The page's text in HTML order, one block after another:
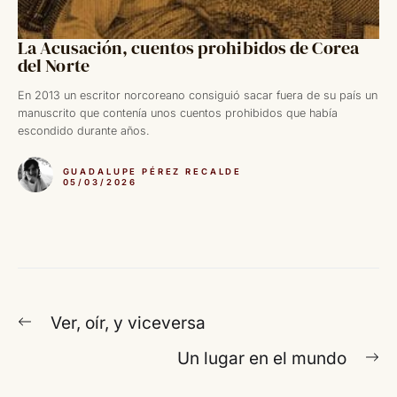
La Acusación, cuentos prohibidos de Corea
del Norte
En 2013 un escritor norcoreano consiguió sacar fuera de su país un
manuscrito que contenía unos cuentos prohibidos que había
escondido durante años.
GUADALUPE PÉREZ RECALDE
05/03/2026
Navegación
EntradaVer, oír, y viceversa
Un lugar en el mundo